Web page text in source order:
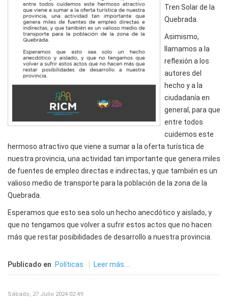
Tren Solar de la
Quebrada.
Asimismo,
llamamos a la
reflexión a los
autores del
hecho y a la
ciudadanía en
general, para que
entre todos
cuidemos este
hermoso atractivo que viene a sumar a la oferta turística de
nuestra provincia, una actividad tan importante que genera miles
de fuentes de empleo directas e indirectas, y que también es un
valioso medio de transporte para la población de la zona de la
Quebrada.
Esperamos que esto sea solo un hecho anecdótico y aislado, y
que no tengamos que volver a sufrir estos actos que no hacen
más que restar posibilidades de desarrollo a nuestra provincia.
Publicado en Políticas Leer más ...
Sábado, 27 Julio 2024 02:49